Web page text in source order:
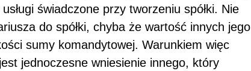
świadczone przy tworzeniu spółki. Nie
do spółki, chyba że wartość innych jego
sumy komandytowej. Warunkiem więc
jednoczesne wniesienie innego, który